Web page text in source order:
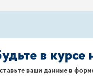
в
ваши данные в